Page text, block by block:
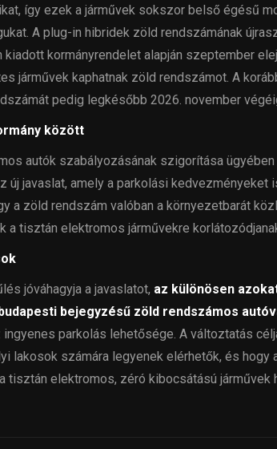
így ezek a járművek sokszor belső égésű
A plug-in hibridek zöld rendszámának
kormányrendelet alapján szeptember
járművek kaphatnak zöld rendszámot. A
pedig legkésőbb 2026. november
között
autók szabályozásának szigorítása
új javaslat, amely a parkolási kedvezményeket
a zöld rendszám valóban a környezetbarát
a tisztán elektromos járművekre
jóváhagyja a javaslatot, az különösen
bejegyzésű zöld rendszámos
parkolás lehetősége. A változtatás
lakosok számára legyenek elérhetők, és hogy
tisztán elektromos, zéró kibocsátású járművek